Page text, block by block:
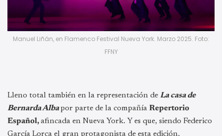
Manuel Liñán, en Flamenco Festival Nueva York. Marzo 2025. Foto:
FFNY
Lleno total también en la representación de La casa de
Bernarda Albapor parte de la compañía Repertorio
Español,afincada en Nueva York. Y es que, siendo Federico
García Lorca el gran protagonista de esta edición,